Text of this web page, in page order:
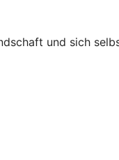
und sich